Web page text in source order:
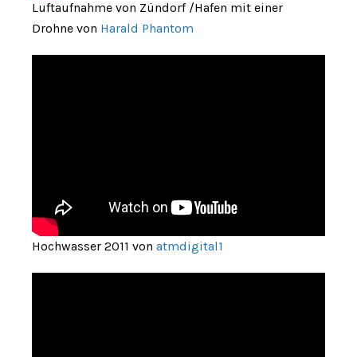
Luftaufnahme von Zündorf /Hafen mit einer
Drohne von Harald Phantom
Hochwasser 2011 von atmdigital1